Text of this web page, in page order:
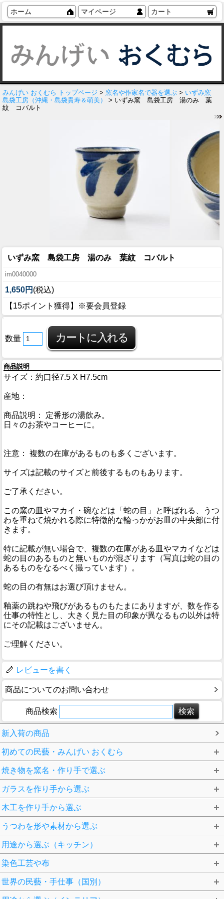
ホーム マイページ カート
みんげい おくむら トップページ > 窯名や作家名で器を選ぶ > いずみ窯
島袋工房（沖縄・島袋貴寿＆萌美）
> いずみ窯 島袋工房 湯のみ 葉
紋 コバルト
いずみ窯 島袋工房 湯のみ 葉紋 コバルト
im0040000
1,650円 (税込)
【15ポイント獲得】※要会員登録
数量
商品説明
サイズ：約口径7.5 X H7.5cm
産地：
商品説明： 定番形の湯飲み。
日々のお茶やコーヒーに。
注意： 複数の在庫があるものも多くございます。
サイズは記載のサイズと前後するものもあります。
ご了承ください。
この窯の皿やマカイ・碗などは「蛇の目」と呼ばれる、うつ
わを重ねて焼かれる際に特徴的な輪っかがお皿の中央部に付
きます。
特に記載が無い場合で、複数の在庫がある皿やマカイなどは
蛇の目のあるものと無いものが混ざります（写真は蛇の目の
あるものをなるべく撮っています）。
蛇の目の有無はお選び頂けません。
釉薬の跳ねや飛びがあるものもたまにありますが、数を作る
仕事の特性とし、大きく見た目の印象が異なるもの以外は特
にその記載はございません。
ご理解ください。
レビューを書く
商品についてのお問い合わせ
商品検索
新入荷の商品
初めての民藝・みんげい おくむら
焼き物を窯名・作り手で選ぶ
ガラスを作り手から選ぶ
木工を作り手から選ぶ
うつわを形や素材から選ぶ
用途から選ぶ（キッチン）
染色工芸や布
世界の民藝・手仕事（国別）